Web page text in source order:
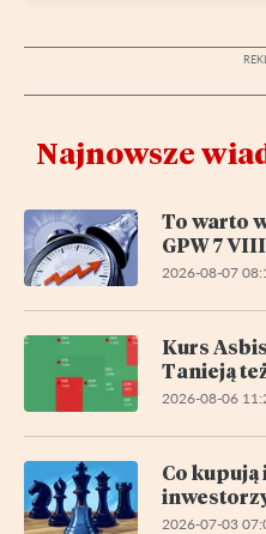
Najnowsze
To warto
GPW 7
2026-08-07
Kurs
Tanieją
2026-08-06
Co kupują
2026-07-03